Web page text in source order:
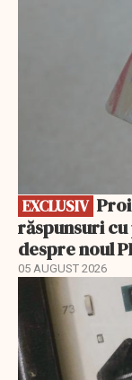
EXCLUSIV
răspunsuri cu
despre noul
05 AUGUST 2026